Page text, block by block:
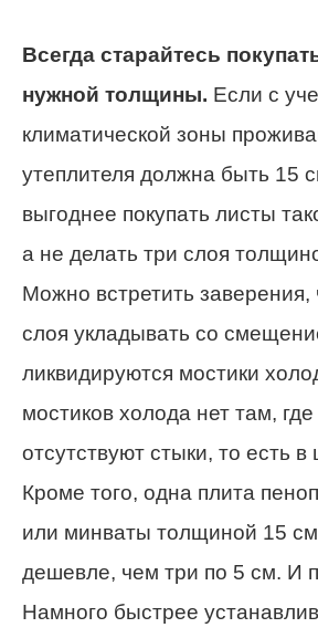
Всегда старайтесь
нужной толщины. Если с
климатической зоны
утеплителя должна быть 15
выгоднее покупать листы
а не делать три слоя
Можно встретить заверения,
слоя укладывать со
ликвидируются мостики
мостиков холода нет там,
отсутствуют стыки, то есть в
Кроме того, одна плита
или минваты толщиной 15 см
дешевле, чем три по 5 см. И
Намного быстрее